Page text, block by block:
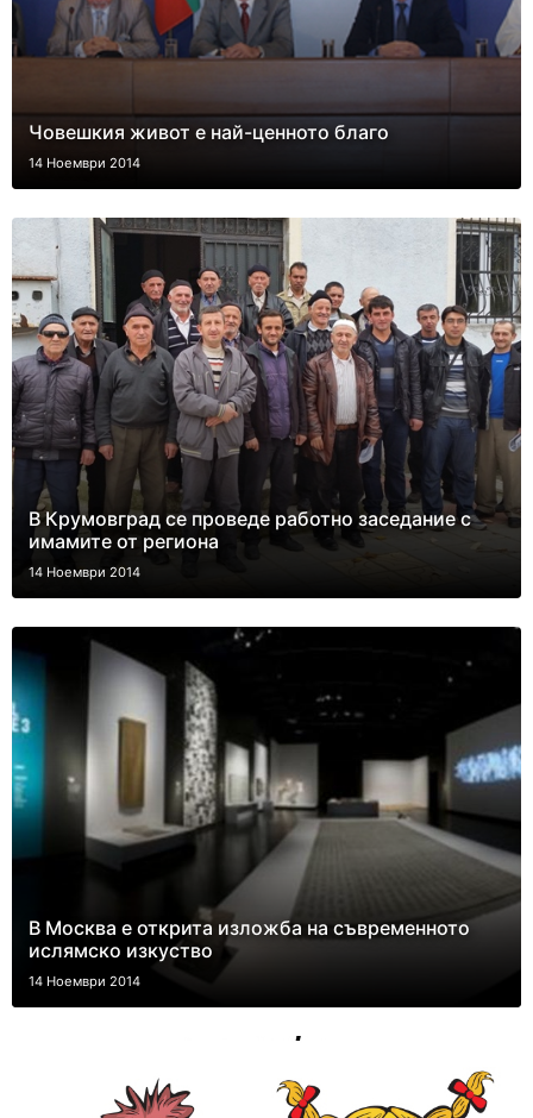
Човешкия живот е най-ценното благо
14 Ноември 2014
В Крумовград се проведе работно заседание с
имамите от региона
14 Ноември 2014
В Москва е открита изложба на съвременното
ислямско изкуство
14 Ноември 2014